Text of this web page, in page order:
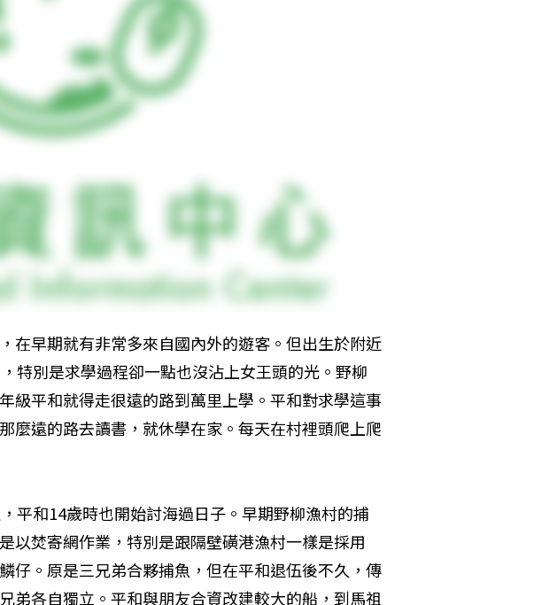
在早期就有非常多來自國內外的遊客。但出生於附近
特別是求學過程卻一點也沒沾上女王頭的光。野柳
級平和就得走很遠的路到萬里上學。平和對求學這事
麼遠的路去讀書，就休學在家。每天在村裡頭爬上爬
平和14歲時也開始討海過日子。早期野柳漁村的捕
以焚寄網作業，特別是跟隔壁磺港漁村一樣是採用
仔。原是三兄弟合夥捕魚，但在平和退伍後不久，傳
弟各自獨立。平和與朋友合資改建較大的船，到馬祖